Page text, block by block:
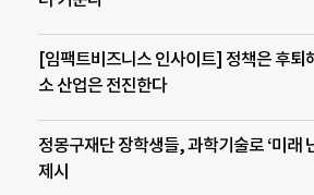
[임팩트비즈니스 인사이트] 정책은 후퇴
소 산업은 전진한다
정몽구재단 장학생들, 과학기술로 ‘미래
제시